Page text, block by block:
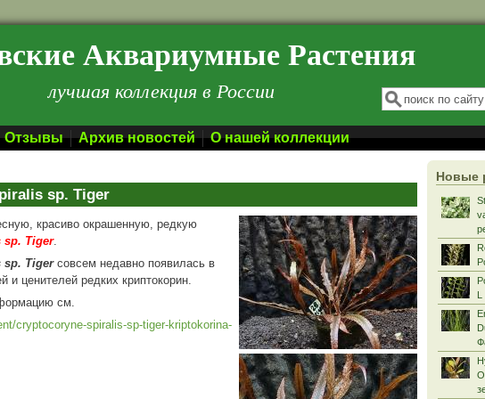
Аквариумные Растения
лучшая коллекция в России Форма поиска
Поиск
Отзывы Архив новостей О нашей коллекции
sp. Tiger
красиво окрашенную, редкую
sp. Tiger.
sp. Tigerсовсем недавно появилась в
и ценителей редких криптокорин.
см.
cryptocoryne-spiralis-sp-tiger-kriptokorina-
Новые
L